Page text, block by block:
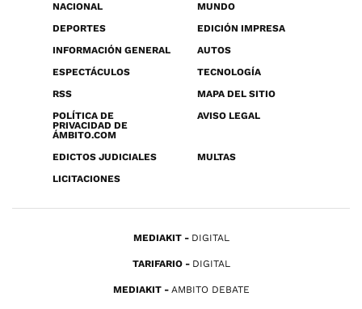
NACIONAL
MUNDO
DEPORTES
EDICIÓN IMPRESA
INFORMACIÓN GENERAL
AUTOS
ESPECTÁCULOS
TECNOLOGÍA
RSS
MAPA DEL SITIO
POLÍTICA DE
PRIVACIDAD DE
ÁMBITO.COM
AVISO LEGAL
EDICTOS JUDICIALES
MULTAS
LICITACIONES
MEDIAKIT DIGITAL
TARIFARIO DIGITAL
MEDIAKIT AMBITO DEBATE